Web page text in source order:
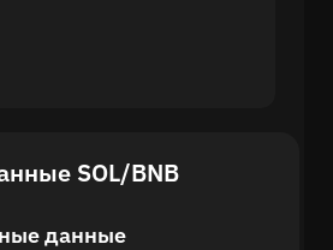
SOL/BNB
данные